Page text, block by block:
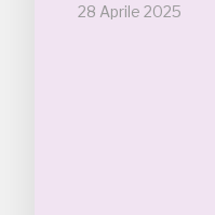
28 Aprile 2025